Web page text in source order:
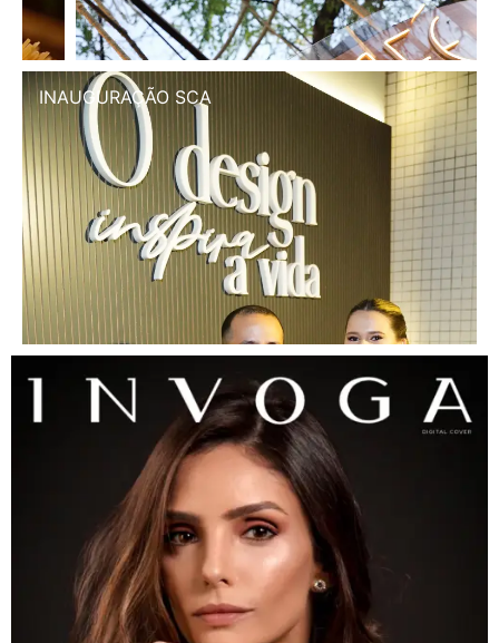
INAUGURAÇÃO SCA